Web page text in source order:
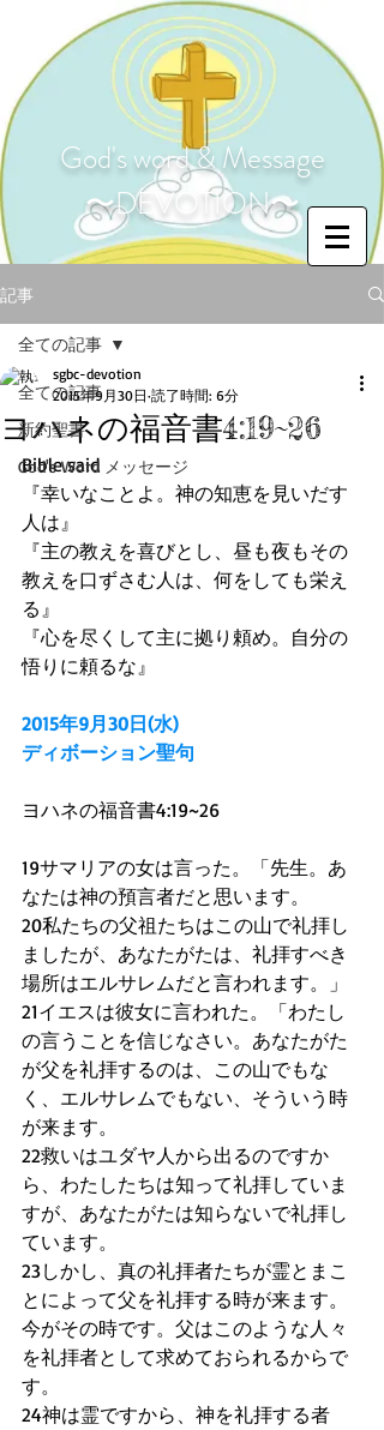
God's word & Message
〜DEVOTION〜
記事
全ての記事
新約聖書
God's Word メッセージ
全ての記事
ヨハネの福音書4:19~26
sgbc-devotion
2015年9月30日 読了時間: 6分
Bible said
『幸いなことよ。神の知恵を見いだす
人は』
『主の教えを喜びとし、昼も夜もその
教えを口ずさむ人は、何をしても栄え
る』
『心を尽くして主に拠り頼め。自分の
悟りに頼るな』
2015年9月30日(水)
ディボーション聖句
ヨハネの福音書4:19~26
19サマリアの女は言った。「先生。あ
なたは神の預言者だと思います。
20私たちの父祖たちはこの山で礼拝し
ましたが、あなたがたは、礼拝すべき
場所はエルサレムだと言われます。」
21イエスは彼女に言われた。「わたし
の言うことを信じなさい。あなたがた
が父を礼拝するのは、この山でもな
く、エルサレムでもない、そういう時
が来ます。
22救いはユダヤ人から出るのですか
ら、わたしたちは知って礼拝していま
すが、あなたがたは知らないで礼拝し
ています。
23しかし、真の礼拝者たちが霊とまこ
とによって父を礼拝する時が来ます。
今がその時です。父はこのような人々
を礼拝者として求めておられるからで
す。
24神は霊ですから、神を礼拝する者